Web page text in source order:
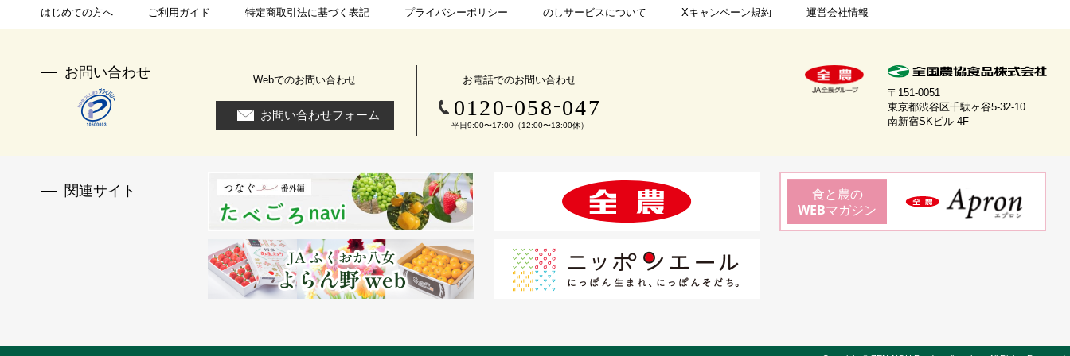
はじめての方へ ご利用ガイド 特定商取引法に基づく表記 プライバシーポリシー のしサービスについて Xキャンペーン規約 運営会社情報
お問い合わせ Webでのお問い合わせ
お問い合わせフォーム
お電話でのお問い合わせ
0120-058-047
平日9:00〜17:00（12:00〜13:00休）
〒151-0051
東京都渋谷区千駄ヶ谷5-32-10
南新宿SKビル 4F
関連サイト